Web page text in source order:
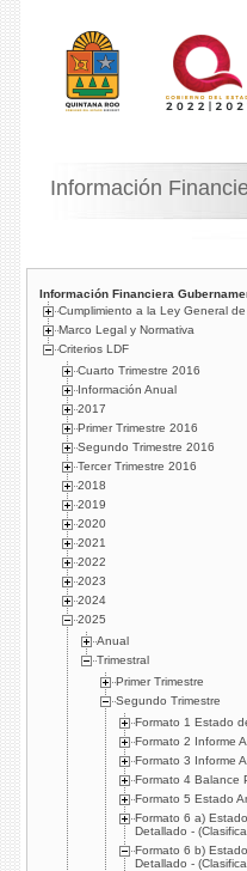
Información
Información Financiera
Cumplimiento a la Ley General
Marco Legal y Normativa
Criterios LDF
Cuarto Trimestre 2016
Información Anual
2017
Primer Trimestre 2016
Segundo Trimestre 2016
Tercer Trimestre 2016
2018
2019
2020
2021
2022
2023
2024
2025
Anual
Trimestral
Primer Trimestre
Segundo Trimestre
Formato 1 Estado
Formato 2 Informe
Formato 3 Informe
Formato 4 Balance
Formato 5 Estado
Formato 6 a)
Detallado -
Formato 6 b)
Detallado -